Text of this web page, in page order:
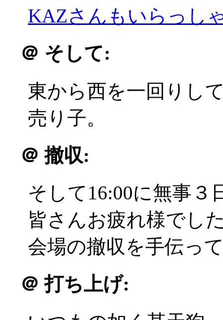
KAZさんもいらっし
＠ そして:
東から西を一回りし
売り子。
＠ 撤収:
そして16:00に無事３
皆さんお疲れ様でし
会場の撤収を手伝っ
＠ 打ち上げ: